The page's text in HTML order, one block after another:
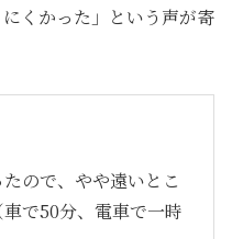
くかった」という声が寄
ので、やや遠いとこ
で50分、電車で一時